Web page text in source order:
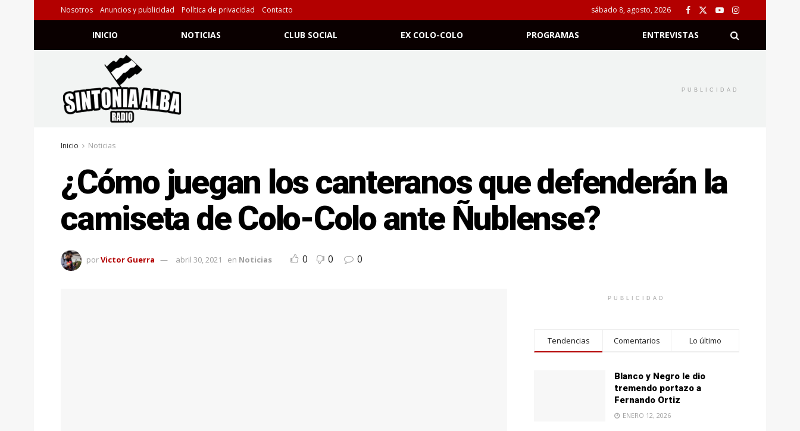
Nosotros Anuncios y publicidad Política de privacidad Contacto sábado 8, agosto, 2026
INICIO NOTICIAS CLUB SOCIAL EX COLO-COLO PROGRAMAS ENTREVISTAS
PUBLICIDAD
Inicio Noticias
¿Cómo juegan los canteranos que defenderán la
camiseta de Colo-Colo ante Ñublense?
porVictor Guerra abril 30, 2021 en Noticias 0 0 0
PUBLICIDAD
Tendencias Comentarios Lo último
Blanco y Negro le dio
tremendo portazo a
Fernando Ortiz
ENERO 12, 2026